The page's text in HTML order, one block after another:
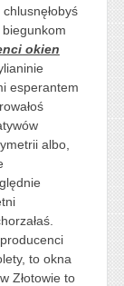
okien
esperantem
albo,
to okna
Złotowie to